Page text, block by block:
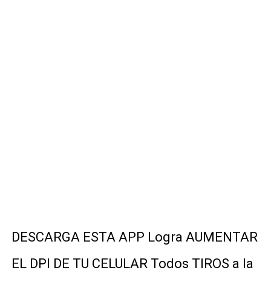
DESCARGA ESTA APP Logra AUMENTAR
EL DPI DE TU CELULAR Todos TIROS a la